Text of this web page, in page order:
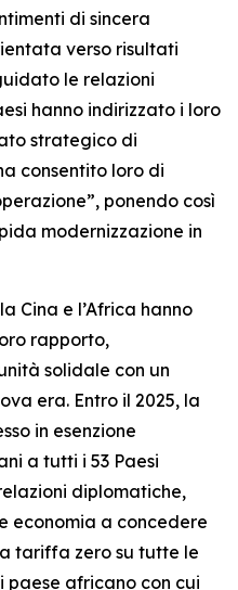
di sincera
verso risultati
le relazioni
hanno indirizzato i loro
strategico di
consentito loro di
ponendo così
modernizzazione in
Cina e l’Africa hanno
rapporto,
solidale con un
era. Entro il 2025, la
in esenzione
a tutti i 53 Paesi
diplomatiche,
economia a concedere
tariffa zero su tutte le
africano con cui